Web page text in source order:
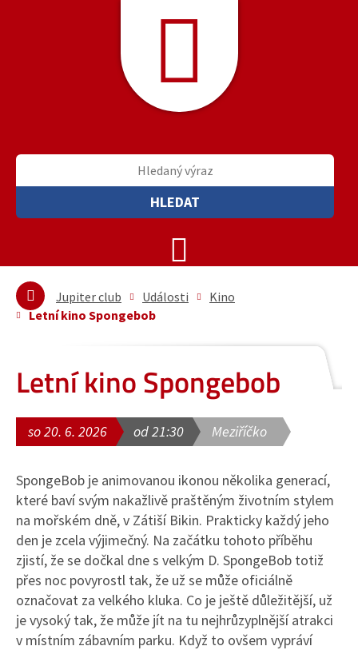
HLEDAT
Jupiter club Události
Kino
Letní kino Spongebob
Letní kino Spongebob
so 20. 6. 2026 od 21:30 Meziříčko
SpongeBob je animovanou ikonou několika generací,
které baví svým nakažlivě praštěným životním stylem
na mořském dně, v Zátiší Bikin. Prakticky každý jeho
den je zcela výjimečný. Na začátku tohoto příběhu
zjistí, že se dočkal dne s velkým D. SpongeBob totiž
přes noc povyrostl tak, že už se může oficiálně
označovat za velkého kluka. Co je ještě důležitější, už
je vysoký tak, že může jít na tu nejhrůzyplnější atrakci
v místním zábavním parku. Když to ovšem vypráví